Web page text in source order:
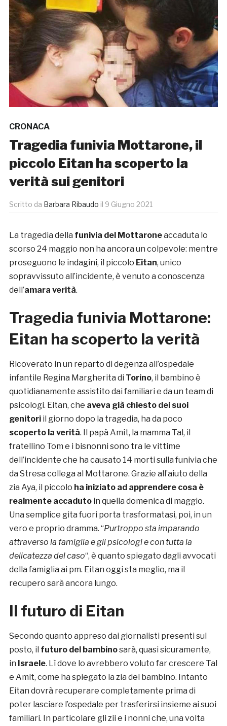
CRONACA
Tragedia funivia Mottarone, il
piccolo Eitan ha scoperto la
verità sui genitori
Scritto da Barbara Ribaudo il 9 Giugno 2021
La tragedia della funivia del Mottaroneaccaduta lo
scorso 24 maggio non ha ancora un colpevole: mentre
proseguono le indagini, il piccolo Eitan, unico
sopravvissuto all’incidente, è venuto a conoscenza
dell’amara verità.
Tragedia funivia Mottarone:
Eitan ha scoperto la verità
Ricoverato in un reparto di degenza all’ospedale
infantile Regina Margherita di Torino, il bambino è
quotidianamente assistito dai familiari e da un team di
psicologi. Eitan, che aveva già chiesto dei suoi
genitoriil giorno dopo la tragedia, ha da poco
scoperto la verità. Il papà Amit, la mamma Tal, il
fratellino Tom e i bisnonni sono tra le vittime
dell’incidente che ha causato 14 morti sulla funivia che
da Stresa collega al Mottarone. Grazie all’aiuto della
zia Aya, il piccolo ha iniziato ad apprendere cosa è
realmente accadutoin quella domenica di maggio.
Una semplice gita fuori porta trasformatasi, poi, in un
vero e proprio dramma. “Purtroppo sta imparando
attraverso la famiglia e gli psicologi e con tutta la
delicatezza del caso“, è quanto spiegato dagli avvocati
della famiglia ai pm. Eitan oggi sta meglio, ma il
recupero sarà ancora lungo.
Il futuro di Eitan
Secondo quanto appreso dai giornalisti presenti sul
posto, il futuro del bambinosarà, quasi sicuramente,
in Israele. Lì dove lo avrebbero voluto far crescere Tal
e Amit, come ha spiegato la zia del bambino. Intanto
Eitan dovrà recuperare completamente prima di
poter lasciare l’ospedale per trasferirsi insieme ai suoi
familiari. In particolare gli zii e i nonni che, una volta